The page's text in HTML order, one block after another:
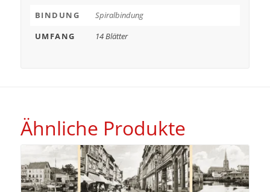
BINDUNG
Spiralbindung
UMFANG
14 Blätter
Ähnliche Produkte